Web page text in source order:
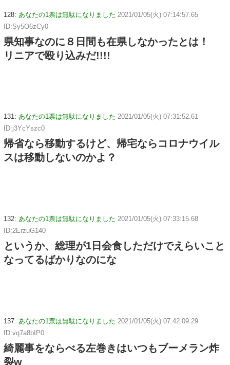
128: あなたの1票は無駄になりました 2021/01/05(火) 07:14:57.65
ID:Sy5O6zCy0
県知事なのに８日間も在県しなかったとは！
リニアで殴り込みだ!!!!
131: あなたの1票は無駄になりました 2021/01/05(火) 07:31:52.61
ID:j3YcYszc0
帰省なら移動するけど、帰宅ならコロナウイル
スは移動しないのかよ？
132: あなたの1票は無駄になりました 2021/01/05(火) 07:33:15.68
ID:2ErzuG140
というか、総理が1日会食しただけでえらいこと
なってるばかりなのにな
137: あなたの1票は無駄になりました 2021/01/05(火) 07:42:09.29
ID:vq7a8bIP0
綺麗事をならべる左巻きはいつもブーメラン炸
裂w